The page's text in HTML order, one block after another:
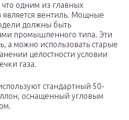
одним из главных
является вентиль. Мощные
должны быть
промышленного типа. Эти
а можно использовать старые
целостности условии
газа.
стандартный 50-
оснащенный угловым